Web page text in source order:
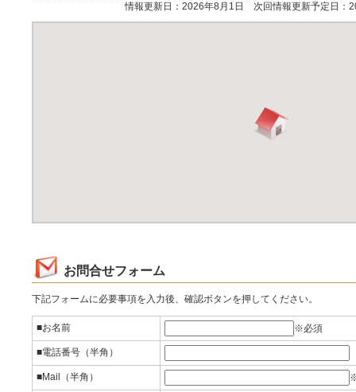
情報更新日：2026年8月1日 次回情報更新予定日：
お問合せフォーム
下記フォームに必要事項を入力後、確認ボタンを押してください。
■お名前 ※必須
■電話番号（半角）
■Mail（半角）